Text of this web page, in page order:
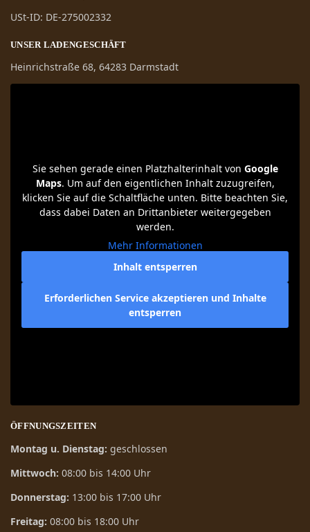
USt-ID: DE-275002332
UNSER LADENGESCHÄFT
Heinrichstraße 68, 64283 Darmstadt
Sie sehen gerade einen Platzhalterinhalt von Google
Maps. Um auf den eigentlichen Inhalt zuzugreifen,
klicken Sie auf die Schaltfläche unten. Bitte beachten Sie,
dass dabei Daten an Drittanbieter weitergegeben
werden.
Mehr Informationen
Inhalt entsperren
Erforderlichen Service akzeptieren und Inhalte
entsperren
ÖFFNUNGSZEITEN
Montag u. Dienstag: geschlossen
Mittwoch: 08:00 bis 14:00 Uhr
Donnerstag: 13:00 bis 17:00 Uhr
Freitag: 08:00 bis 18:00 Uhr